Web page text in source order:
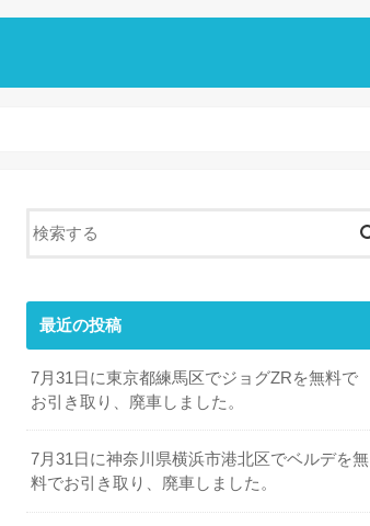
最近の投稿
7月31日に東京都練馬区でジョグZRを無料で
お引き取り、廃車しました。
7月31日に神奈川県横浜市港北区でベルデを無
料でお引き取り、廃車しました。